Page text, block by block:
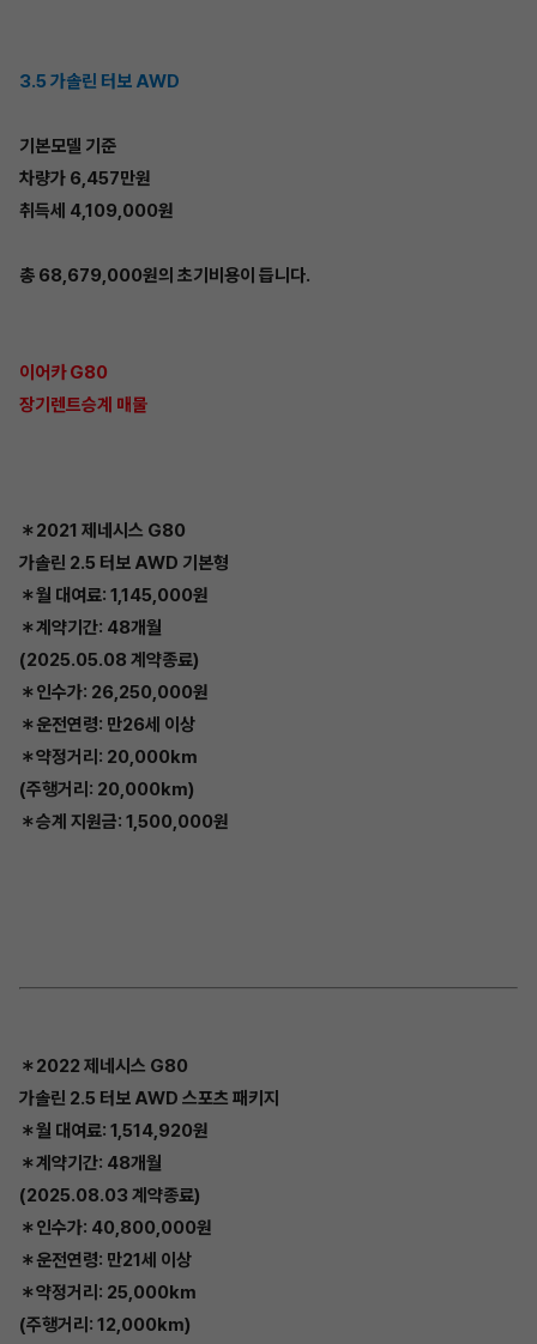
3.5 가솔린 터보 AWD
기본모델 기준
차량가 6,457만원
취득세 4,109,000원
총 68,679,000원의 초기비용이 듭니다.
이어카 G80
장기렌트승계 매물
＊2021 제네시스 G80
가솔린 2.5 터보 AWD 기본형
＊월 대여료: 1,145,000원
＊계약기간: 48개월
(2025.05.08 계약종료)
＊인수가: 26,250,000원
＊운전연령: 만26세 이상
＊약정거리: 20,000km
(주행거리: 20,000km)
＊승계 지원금: 1,500,000원
＊2022 제네시스 G80
가솔린 2.5 터보 AWD 스포츠 패키지
＊월 대여료: 1,514,920원
＊계약기간: 48개월
(2025.08.03 계약종료)
＊인수가: 40,800,000원
＊운전연령: 만21세 이상
＊약정거리: 25,000km
(주행거리: 12,000km)